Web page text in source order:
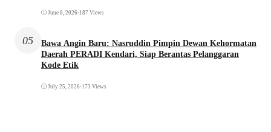
June 8, 2026•187 Views
05
Bawa Angin Baru: Nasruddin Pimpin Dewan Kehormatan
Daerah PERADI Kendari, Siap Berantas Pelanggaran
Kode Etik
July 25, 2026•173 Views